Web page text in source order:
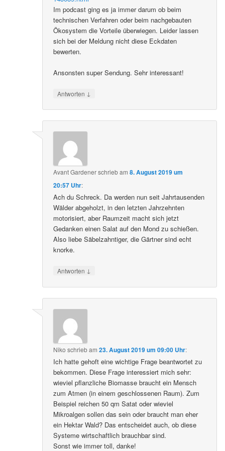
Im podcast ging es ja immer darum ob beim
technischen Verfahren oder beim nachgebauten
Ökosystem die Vorteile überwiegen. Leider lassen
sich bei der Meldung nicht diese Eckdaten
bewerten.
Ansonsten super Sendung. Sehr interessant!
Antworten ↓
Avant Gardenerschriebam8. August 2019 um
20:57 Uhr:
Ach du Schreck. Da werden nun seit Jahrtausenden
Wälder abgeholzt, in den letzten Jahrzehnten
motorisiert, aber Raumzeit macht sich jetzt
Gedanken einen Salat auf den Mond zu schießen.
Also liebe Säbelzahntiger, die Gärtner sind echt
knorke.
Antworten ↓
Niko schriebam23. August 2019 um 09:00 Uhr:
Ich hatte gehoft eine wichtige Frage beantwortet zu
bekommen. Diese Frage interessiert mich sehr:
wieviel pflanzliche Biomasse braucht ein Mensch
zum Atmen (in einem geschlossenen Raum). Zum
Beispiel reichen 50 qm Satat oder wieviel
Mikroalgen sollen das sein oder braucht man eher
ein Hektar Wald? Das entscheidet auch, ob diese
Systeme wirtschaftlich brauchbar sind.
Sonst wie immer toll, danke!